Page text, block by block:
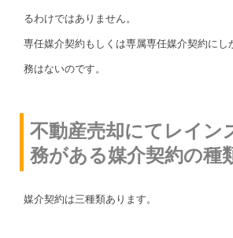
るわけではありません。
専任媒介契約もしくは専属専任媒介契約にし
務はないのです。
不動産売却にてレイン
務がある媒介契約の種
媒介契約は三種類あります。